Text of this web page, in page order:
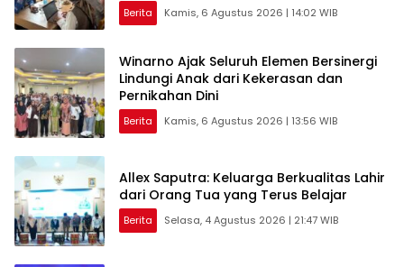
Berita Kamis, 6 Agustus 2026 | 14:02 WIB
Winarno Ajak Seluruh Elemen Bersinergi
Lindungi Anak dari Kekerasan dan
Pernikahan Dini
Berita Kamis, 6 Agustus 2026 | 13:56 WIB
Allex Saputra: Keluarga Berkualitas Lahir
dari Orang Tua yang Terus Belajar
Berita Selasa, 4 Agustus 2026 | 21:47 WIB